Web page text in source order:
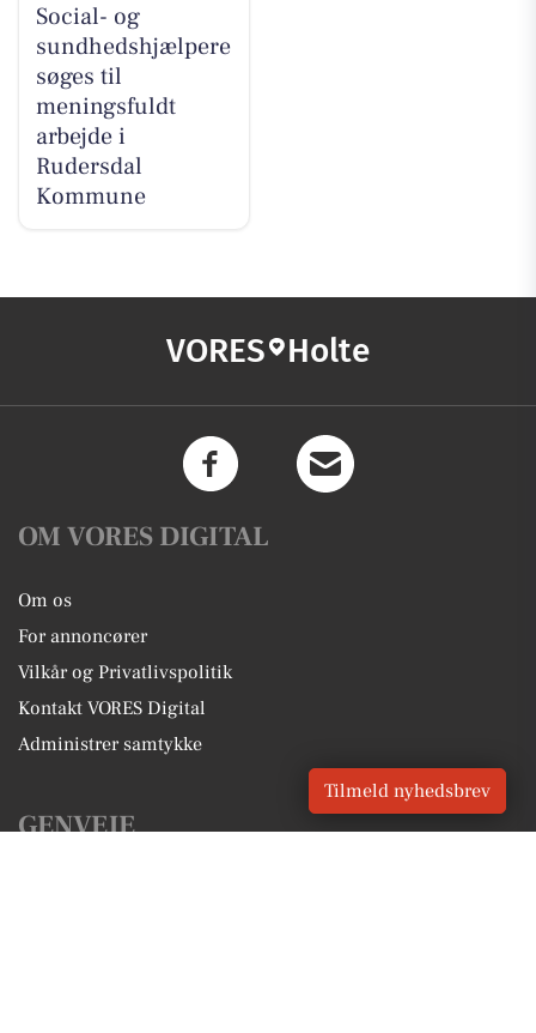
Social- og
sundhedshjælpere
søges til
meningsfuldt
arbejde i
Rudersdal
Kommune
VORES Holte
OM VORES DIGITAL
Om os
For annoncører
Vilkår og Privatlivspolitik
Kontakt VORES Digital
Administrer samtykke
GENVEJE
Tilmeld nyhedsbrev